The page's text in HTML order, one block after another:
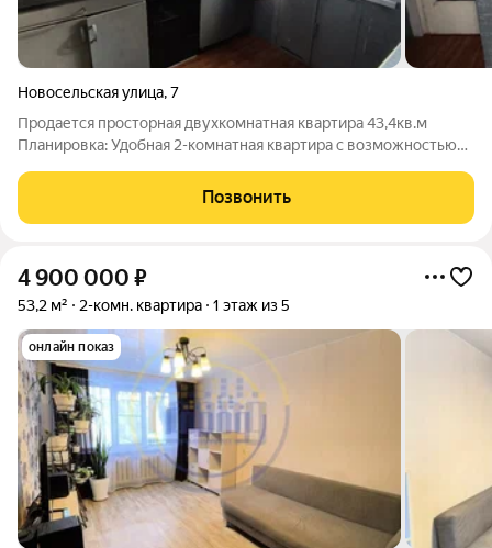
Новосельская улица,7
Продается просторная двухкомнатная квартира 43,4кв.м
Планировка: Удобная 2-комнатная квартира с возможностью
требует ремонта, но это отличная возможность сделать все по
своему вкусу, без
Позвонить
4 900 000 ₽
53,2 м² 2-комн. квартира 1 этаж из 5
онлайн показ